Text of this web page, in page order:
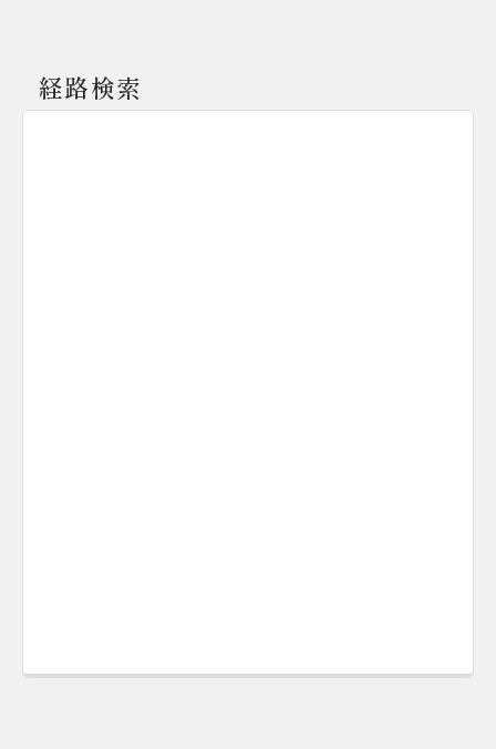
経路検索